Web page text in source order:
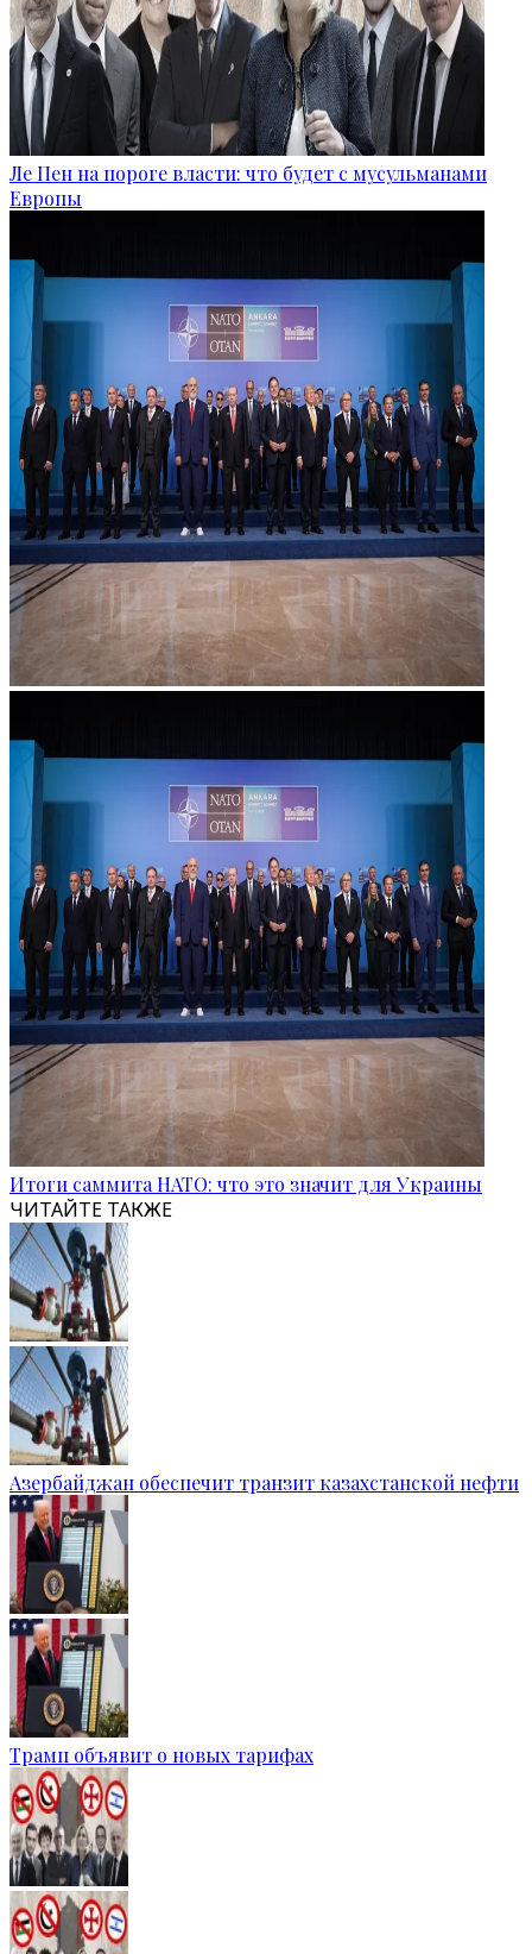
Ле Пен на пороге власти: что будет с мусульманами
Европы
Итоги саммита НАТО: что это значит для Украины
ЧИТАЙТЕ ТАКЖЕ
Азербайджан обеспечит транзит казахстанской нефти
Трамп объявит о новых тарифах